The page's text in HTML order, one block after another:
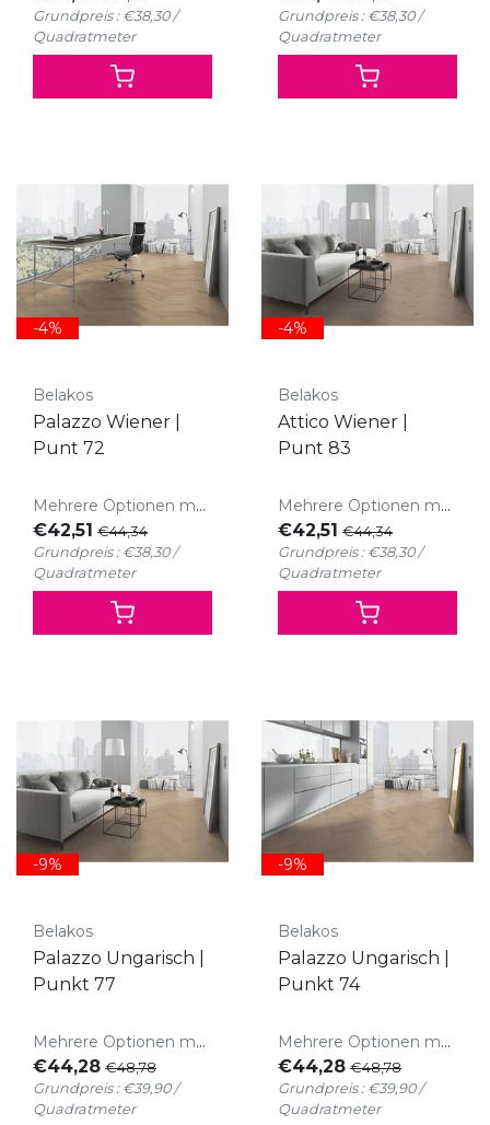
Grundpreis : €38,30 /
Quadratmeter
Grundpreis : €38,30 /
Quadratmeter
-4%
Belakos
Palazzo Wiener |
Punt 72
Mehrere Optionen möglich
€42,51 €44,34
Grundpreis : €38,30 /
Quadratmeter
-4%
Belakos
Attico Wiener |
Punt 83
Mehrere Optionen möglich
€42,51 €44,34
Grundpreis : €38,30 /
Quadratmeter
-9%
Belakos
Palazzo Ungarisch |
Punkt 77
Mehrere Optionen möglich
€44,28 €48,78
Grundpreis : €39,90 /
Quadratmeter
-9%
Belakos
Palazzo Ungarisch |
Punkt 74
Mehrere Optionen möglich
€44,28 €48,78
Grundpreis : €39,90 /
Quadratmeter